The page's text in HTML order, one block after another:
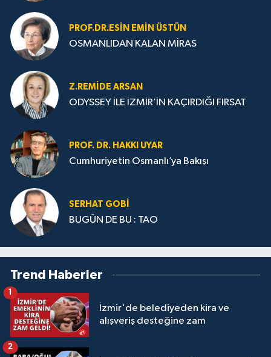
PROF.DR.ESIN EMIN ÜSTÜN
OSMANLIDAN KALAN MİRAS
Z.REMIDE ARSAN
ODYSSEY İLE İZMİR’İN KAÇIRDIĞI FIRSAT
PROF. DR. HAKKI UYAR
Cumhuriyetin Osmanlı’ya Bakışı
SERHAT GOBİ
BUGÜN DE BU : TAO
Trend Haberler
İzmir'de belediyeden kira ve
alışveriş desteğine zam
1
2